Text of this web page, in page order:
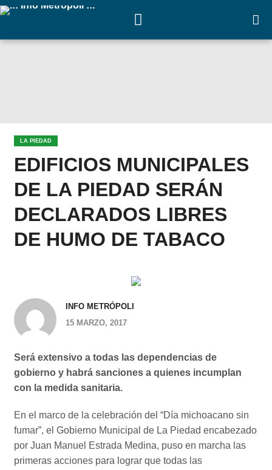
LA PIEDAD
EDIFICIOS MUNICIPALES
DE LA PIEDAD SERÁN
DECLARADOS LIBRES
DE HUMO DE TABACO
INFO METRÓPOLI
15 MARZO, 2017
Será extensivo a todas las dependencias de
gobierno y habrá sanciones a quienes incumplan
con la medida sanitaria.
En el marco de la celebración del “Día michoacano sin
fumar”, el Gobierno Municipal de La Piedad encabezado
por Juan Manuel Estrada Medina, puso en marcha las
primeras acciones para lograr que todas las